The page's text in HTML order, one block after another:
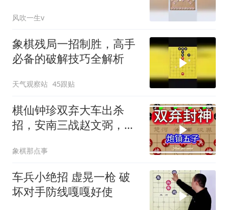
风吹一生v
象棋残局一招制胜，高手
必备的破解技巧全解析
天气观察站 45跟贴
棋仙钟珍双弃大车出杀
招，安南三战赵文弼，十
象棋那点事
车兵小绝招 虚晃一枪 破
坏对手防线嘎嘎好使